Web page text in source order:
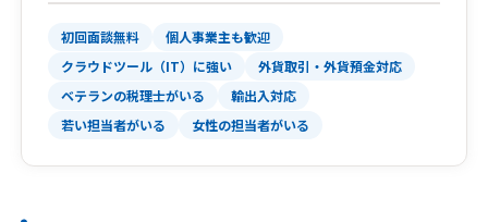
初回面談無料
個人事業主も歓迎
クラウドツール（IT）に強い
外貨取引・外貨預金対応
ベテランの税理士がいる
輸出入対応
若い担当者がいる
女性の担当者がいる